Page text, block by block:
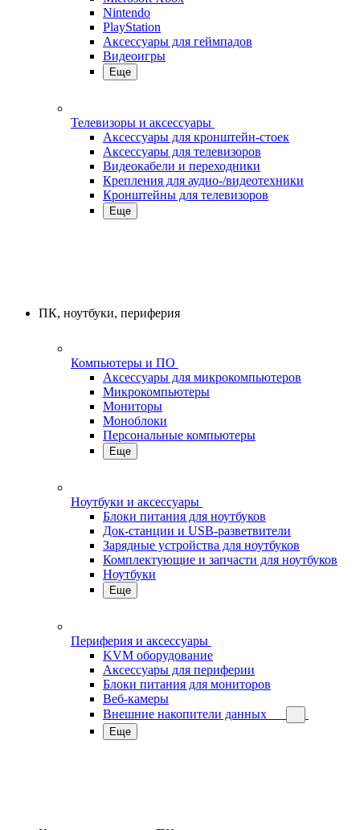
Nintendo
PlayStation
Аксессуары для геймпадов
Видеоигры
Еще
Телевизоры и аксессуары
Аксессуары для кронштейн-стоек
Аксессуары для телевизоров
Видеокабели и переходники
Крепления для аудио-/видеотехники
Кронштейны для телевизоров
Еще
ПК, ноутбуки, периферия
Компьютеры и ПО
Аксессуары для микрокомпьютеров
Микрокомпьютеры
Мониторы
Моноблоки
Персональные компьютеры
Еще
Ноутбуки и аксессуары
Блоки питания для ноутбуков
Док-станции и USB-разветвители
Зарядные устройства для ноутбуков
Комплектующие и запчасти для ноутбуков
Ноутбуки
Еще
Периферия и аксессуары
KVM оборудование
Аксессуары для периферии
Блоки питания для мониторов
Веб-камеры
Внешние накопители данных
Еще